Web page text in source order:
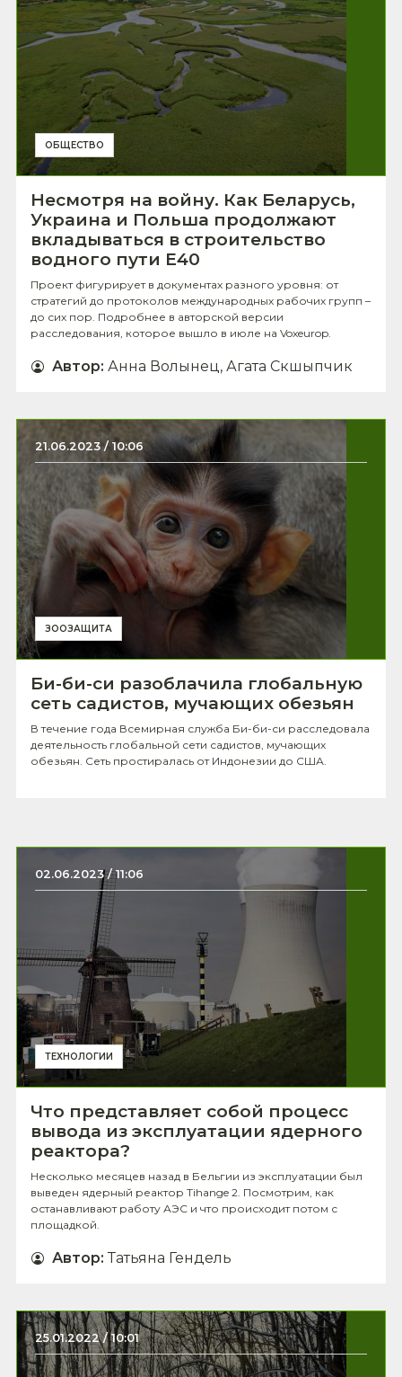
ОБЩЕСТВО
Несмотря на войну. Как Беларусь,
Украина и Польша продолжают
вкладываться в строительство
водного пути Е40
Проект фигурирует в документах разного уровня: от
стратегий до протоколов международных рабочих групп –
до сих пор. Подробнее в авторской версии
расследования, которое вышло в июле на Voxeurop.
Автор: Анна Волынец, Агата Скшыпчик
21.06.2023 / 10:06
ЗООЗАЩИТА
Би-би-си разоблачила глобальную
сеть садистов, мучающих обезьян
В течение года Всемирная служба Би-би-си расследовала
деятельность глобальной сети садистов, мучающих
обезьян. Сеть простиралась от Индонезии до США.
02.06.2023 / 11:06
ТЕХНОЛОГИИ
Что представляет собой процесс
вывода из эксплуатации ядерного
реактора?
Несколько месяцев назад в Бельгии из эксплуатации был
выведен ядерный реактор Tihange 2. Посмотрим, как
останавливают работу АЭС и что происходит потом с
площадкой.
Автор: Татьяна Гендель
25.01.2022 / 10:01